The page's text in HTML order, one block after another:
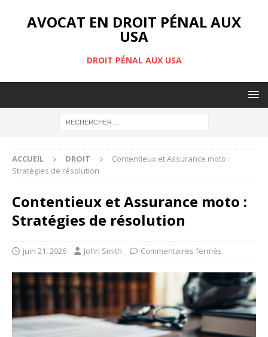
AVOCAT EN DROIT PÉNAL AUX
USA
DROIT PÉNAL AUX USA
ACCUEIL DROIT
Contentieux et Assurance moto :
Stratégies de résolution
Contentieux et Assurance moto :
Stratégies de résolution
juin 21, 2026 John Smith Commentaires fermés